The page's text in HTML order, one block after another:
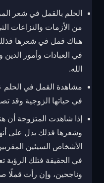
الحلم بالقمل في شعر
من الأزمات والنزاعات
هناك قمل في شعرها
في العبادات وأمور الدين
الله.
مشاهدة القمل في الحلم
في حياتها الزوجية وقد
إذا شاهدت المتزوجة أن
وشعرها فذلك يدل على
الأشخاص السيئين
في الحقيقة فتلك
وناجحين، وإن رأت قملًا